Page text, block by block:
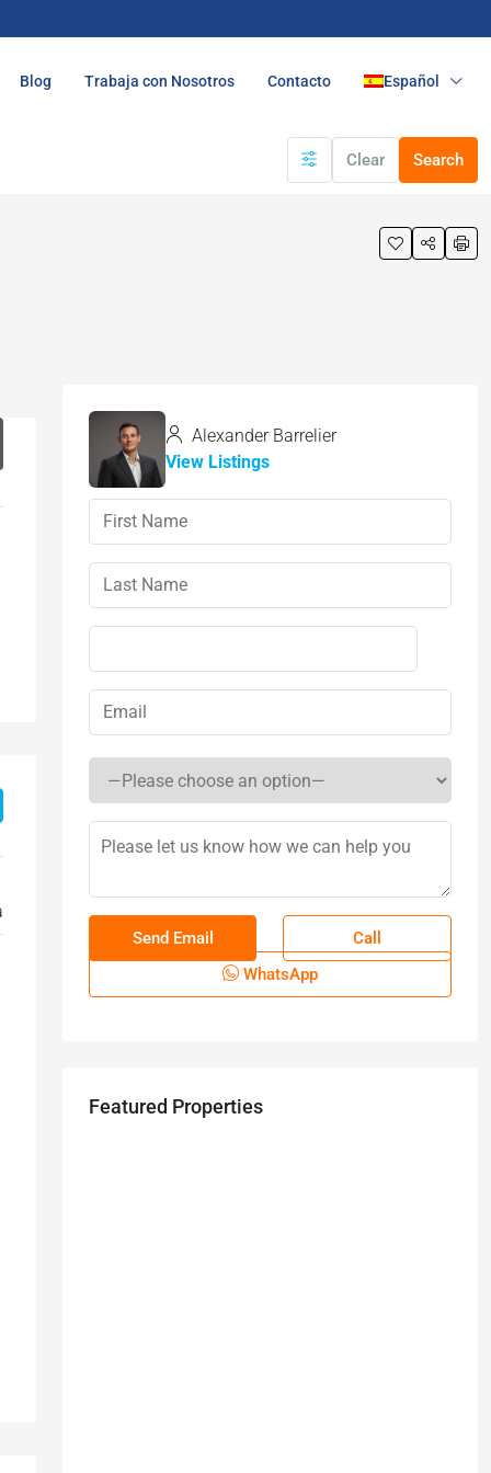
Blog Trabaja con Nosotros Contacto Español
Clear Search
Alexander Barrelier
View Listings
Call
WhatsApp
Featured Properties